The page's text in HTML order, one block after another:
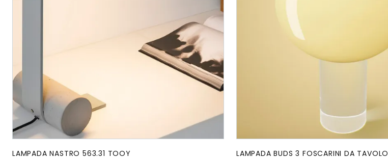
LAMPADA NASTRO 563.31 TOOY LAMPADA BUDS 3 FOSCARINI DA TAVOLO